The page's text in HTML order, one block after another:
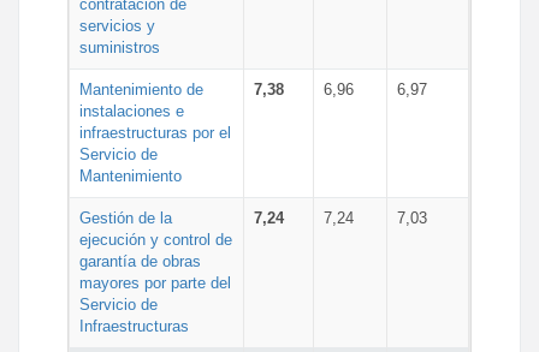
contratación de
servicios y
suministros
Mantenimiento de
instalaciones e
infraestructuras por el
Servicio de
Mantenimiento
7,38 6,96 6,97
Gestión de la
ejecución y control de
garantía de obras
mayores por parte del
Servicio de
Infraestructuras
7,24 7,24 7,03